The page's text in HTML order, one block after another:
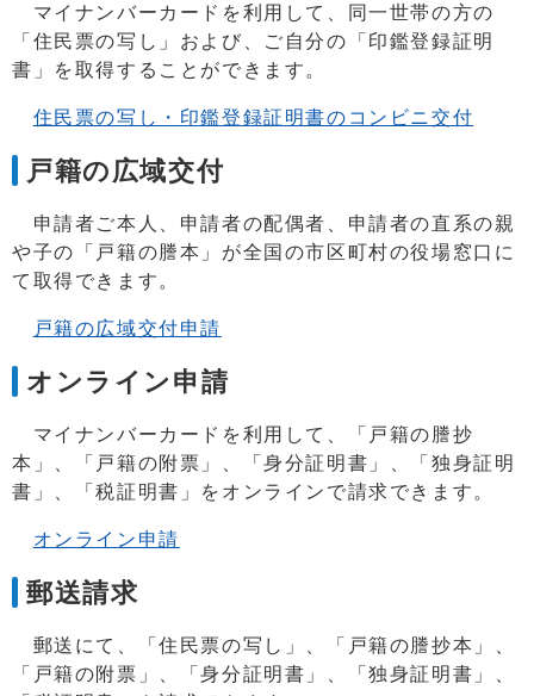
マイナンバーカードを利用して、同一世帯の方の
「住民票の写し」および、ご自分の「印鑑登録証明
書」を取得することができます。
住民票の写し・印鑑登録証明書のコンビニ交付
戸籍の広域交付
申請者ご本人、申請者の配偶者、申請者の直系の親
や子の「戸籍の謄本」が全国の市区町村の役場窓口に
て取得できます。
戸籍の広域交付申請
オンライン申請
マイナンバーカードを利用して、「戸籍の謄抄
本」、「戸籍の附票」、「身分証明書」、「独身証明
書」、「税証明書」をオンラインで請求できます。
オンライン申請
郵送請求
郵送にて、「住民票の写し」、「戸籍の謄抄本」、
「戸籍の附票」、「身分証明書」、「独身証明書」、